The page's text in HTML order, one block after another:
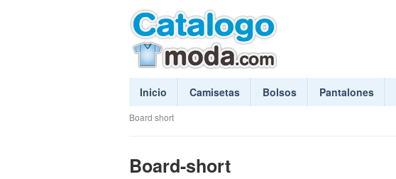
Inicio Camisetas Bolsos Pantalones
Board short
Board-short